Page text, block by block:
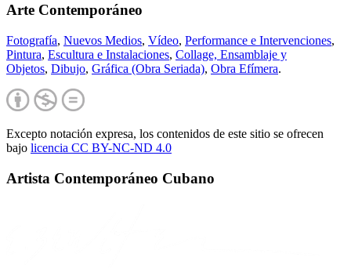
Arte Contemporáneo
Fotografía, Nuevos Medios, Vídeo, Performance e Intervenciones,
Pintura, Escultura e Instalaciones, Collage, Ensamblaje y
Objetos, Dibujo, Gráfica (Obra Seriada), Obra Efímera.
Excepto notación expresa, los contenidos de este sitio se ofrecen
bajo licencia CC BY-NC-ND 4.0
Artista Contemporáneo Cubano